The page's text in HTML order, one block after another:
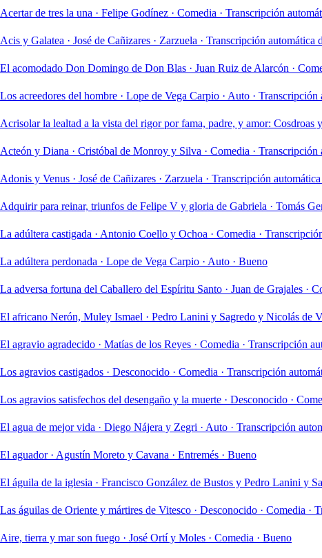
Acertar de tres la una · Felipe Godínez · Comedia · Transcripción
Acis y Galatea · José de Cañizares · Zarzuela · Transcripción
El acomodado Don Domingo de Don Blas · Juan Ruiz de Alarcón ·
Los acreedores del hombre · Lope de Vega Carpio · Auto · Transcripción
Acrisolar la lealtad a la vista del rigor por fama, padre, y amor: Cosdroas
Acteón y Diana · Cristóbal de Monroy y Silva · Comedia · Transcripción
Adonis y Venus · José de Cañizares · Zarzuela · Transcripción
Adquirir para reinar, triunfos de Felipe V y gloria de Gabriela · Tomás
La adúltera castigada · Antonio Coello y Ochoa · Comedia ·
La adúltera perdonada · Lope de Vega Carpio · Auto · Bueno
La adversa fortuna del Caballero del Espíritu Santo · Juan de Grajales ·
El africano Nerón, Muley Ismael · Pedro Lanini y Sagredo y Nicolás de
El agravio agradecido · Matías de los Reyes · Comedia · Transcripción
Los agravios castigados · Desconocido · Comedia · Transcripción
Los agravios satisfechos del desengaño y la muerte · Desconocido ·
El agua de mejor vida · Diego Nájera y Zegri · Auto · Transcripción
El aguador · Agustín Moreto y Cavana · Entremés · Bueno
El águila de la iglesia · Francisco González de Bustos y Pedro Lanini y
Las águilas de Oriente y mártires de Vitesco · Desconocido · Comedia ·
Aire, tierra y mar son fuego · José Ortí y Moles · Comedia · Bueno